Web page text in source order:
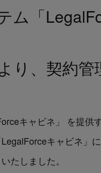
ム「
り、契約
キャビネ」 を提
キャビネ」
たしました。